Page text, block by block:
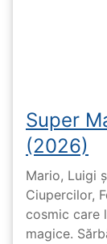
Super
(2026)
Mario, Luigi
Ciupercilor,
cosmic care
magice.